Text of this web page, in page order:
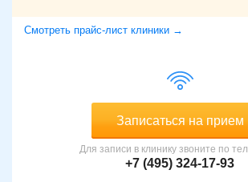
Смотреть прайс-лист клиники →
Записаться на прием
Для записи в клинику звоните по
+7 (495) 324-17-93